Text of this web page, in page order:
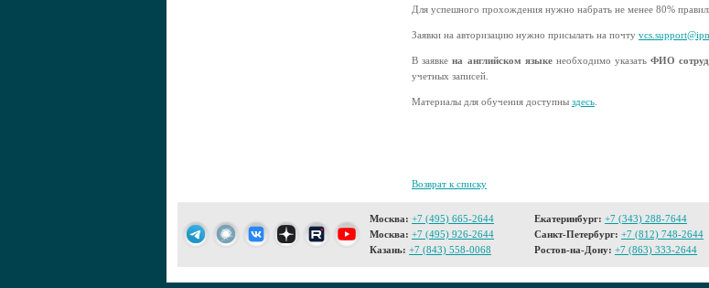
Для успешного прохождения нужно набрать не менее 80%
Заявки на авторизацию нужно присылать на почту
В заявкена английском языке необходимо указатьФИО
учетных записей.
Материалы для обучения доступны здесь
Возврат к списку
Москва: +7 (495) 665-2644
Москва: +7 (495) 926-2644
Казань: +7 (843) 558-0068
Екатеринбург: +7 (343) 288-7644
Санкт-Петербург: +7 (812) 748-2644
Ростов-на-Дону: +7 (863) 333-2644